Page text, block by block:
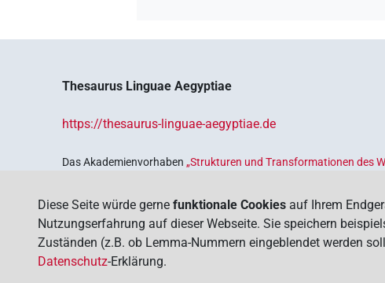
Thesaurus Linguae Aegyptiae
https://thesaurus-linguae-aegyptiae.de
Das Akademienvorhaben„Strukturen und Transformationen des
Deutschen Akademien der Wissenschaften.
Diese Seite würde gerne funktionale Cookies auf Ihrem
Nutzungserfahrung auf dieser Webseite. Sie speichern
Zuständen (z.B. ob Lemma-Nummern eingeblendet werden
Datenschutz-Erklärung.